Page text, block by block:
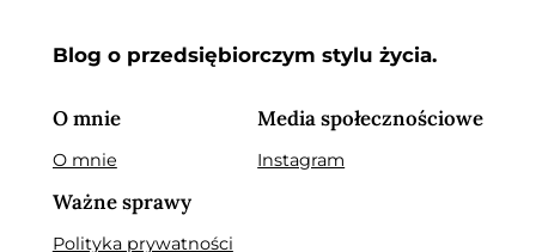
Blog o przedsiębiorczym stylu życia.
O mnie
O mnie
Media społecznościowe
Instagram
Ważne sprawy
Polityka prywatności